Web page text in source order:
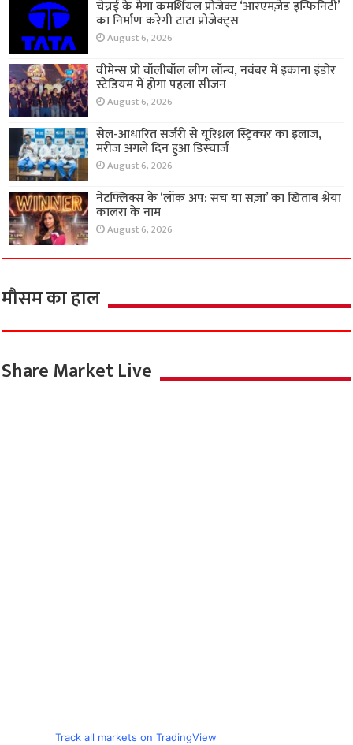
चेन्नई के मेगा कमर्शियल प्रोजेक्ट ‘आरएमज़ेड इन्फिनिटी’
का निर्माण करेगी टाटा प्रोजेक्ट्स
August 6, 2026
वीमेन्स प्रो वॉलीबॉल लीग लॉन्च, नवंबर में इकाना इंडोर
स्टेडियम में होगा पहला सीजन
August 6, 2026
सेल-आधारित सर्जरी से यूरिथ्रल स्ट्रिक्चर का इलाज,
मरीज अगले दिन हुआ डिस्चार्ज
August 6, 2026
नेटफ्लिक्स के ‘लॉक अप: सच या सज़ा’ का खिताब श्रेया
कालरा के नाम
August 6, 2026
मौसम का हाल
Share Market Live
Track all markets on TradingView